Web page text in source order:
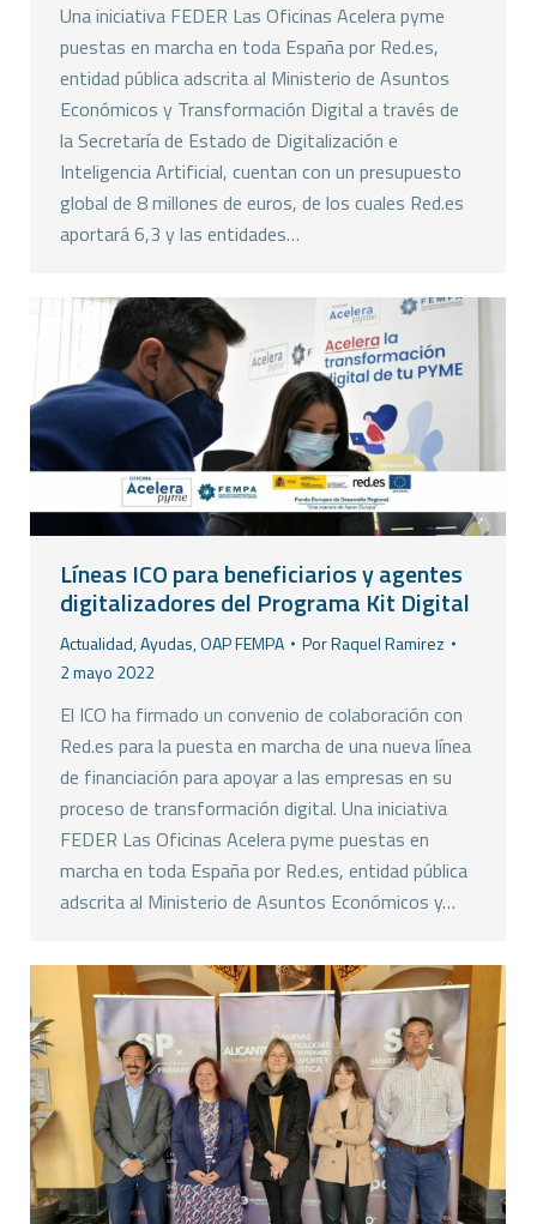
Una iniciativa FEDER Las Oficinas Acelera pyme
puestas en marcha en toda España por Red.es,
entidad pública adscrita al Ministerio de Asuntos
Económicos y Transformación Digital a través de
la Secretaría de Estado de Digitalización e
Inteligencia Artificial, cuentan con un presupuesto
global de 8 millones de euros, de los cuales Red.es
aportará 6,3 y las entidades…
Líneas ICO para beneficiarios y agentes
digitalizadores del Programa Kit Digital
Actualidad,Ayudas,OAP FEMPA PorRaquel Ramirez
2 mayo 2022
El ICO ha firmado un convenio de colaboración con
Red.es para la puesta en marcha de una nueva línea
de financiación para apoyar a las empresas en su
proceso de transformación digital. Una iniciativa
FEDER Las Oficinas Acelera pyme puestas en
marcha en toda España por Red.es, entidad pública
adscrita al Ministerio de Asuntos Económicos y…